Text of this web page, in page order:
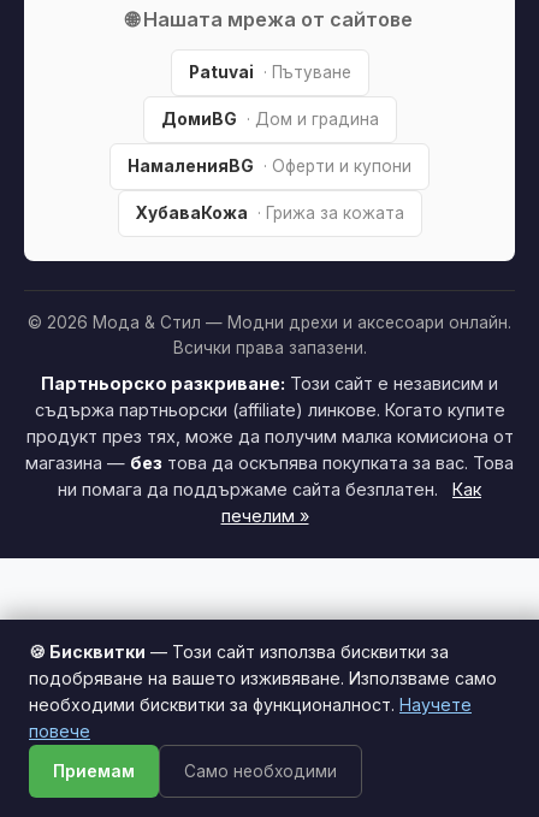
🌐 Нашата мрежа от сайтове
Patuvai · Пътуване
ДомиBG · Дом и градина
НамаленияBG · Оферти и купони
ХубаваКожа · Грижа за кожата
© 2026 Мода & Стил — Модни дрехи и аксесоари онлайн.
Всички права запазени.
Партньорско разкриване: Този сайт е независим и
съдържа партньорски (affiliate) линкове. Когато купите
продукт през тях, може да получим малка комисиона от
магазина — без това да оскъпява покупката за вас. Това
ни помага да поддържаме сайта безплатен.
Как
печелим »
Този сайт използва бисквитки за по-добро потребителско
Приемам
🍪 Бисквитки — Този сайт използва бисквитки за
подобряване на вашето изживяване. Използваме само
необходими бисквитки за функционалност. Научете
повече
Приемам Само необходими